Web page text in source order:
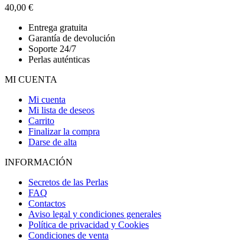
40,00 €
Entrega gratuita
Garantía de devolución
Soporte 24/7
Perlas auténticas
MI CUENTA
Mi cuenta
Mi lista de deseos
Carrito
Finalizar la compra
Darse de alta
INFORMACIÓN
Secretos de las Perlas
FAQ
Contactos
Aviso legal y condiciones generales
Política de privacidad y Cookies
Condiciones de venta